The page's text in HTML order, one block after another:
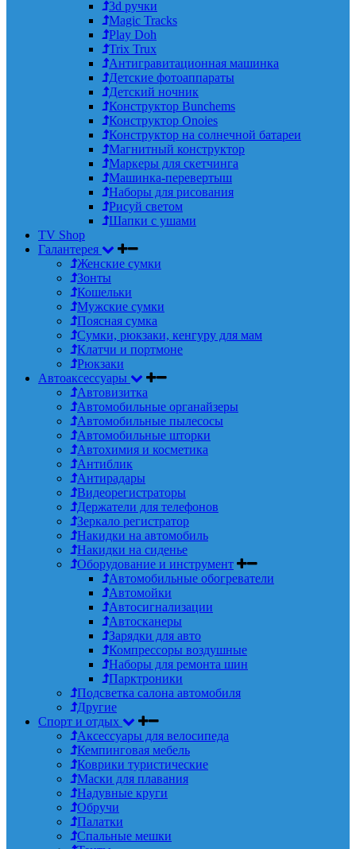
3d ручки
Magic Tracks
Play Doh
Trix Trux
Антигравитационная машинка
Детские фотоаппараты
Детский ночник
Конструктор Bunchems
Конструктор Onoies
Конструктор на солнечной батареи
Магнитный конструктор
Маркеры для скетчинга
Машинка-перевертыш
Наборы для рисования
Рисуй светом
Шапки с ушами
TV Shop
Галантерея
Женские сумки
Зонты
Кошельки
Мужские сумки
Поясная сумка
Сумки, рюкзаки, кенгуру для мам
Клатчи и портмоне
Рюкзаки
Автоаксессуары
Автовизитка
Автомобильные органайзеры
Автомобильные пылесосы
Автомобильные шторки
Автохимия и косметика
Антиблик
Антирадары
Видеорегистраторы
Держатели для телефонов
Зеркало регистратор
Накидки на автомобиль
Накидки на сиденье
Оборудование и инструмент
Автомобильные обогреватели
Автомойки
Автосигнализации
Автосканеры
Зарядки для авто
Компрессоры воздушные
Наборы для ремонта шин
Парктроники
Подсветка салона автомобиля
Другие
Спорт и отдых
Аксессуары для велосипеда
Кемпинговая мебель
Коврики туристические
Маски для плавания
Надувные круги
Обручи
Палатки
Спальные мешки